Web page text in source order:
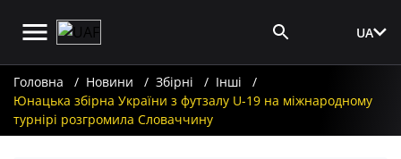
UA
Головна Новини Збірні
Інші
Юнацька збірна України з футзалу U-19 на міжнародному
турнірі розгромила Словаччину